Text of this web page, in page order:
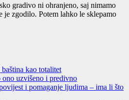
gra­di­vo ni ohra­nje­no, saj nima­mo
je zgo­di­lo. Potem lah­ko le skle­pa­mo
kao totalitet
ono uzvišeno i predivno
i pomaganje ljudima – ima li što